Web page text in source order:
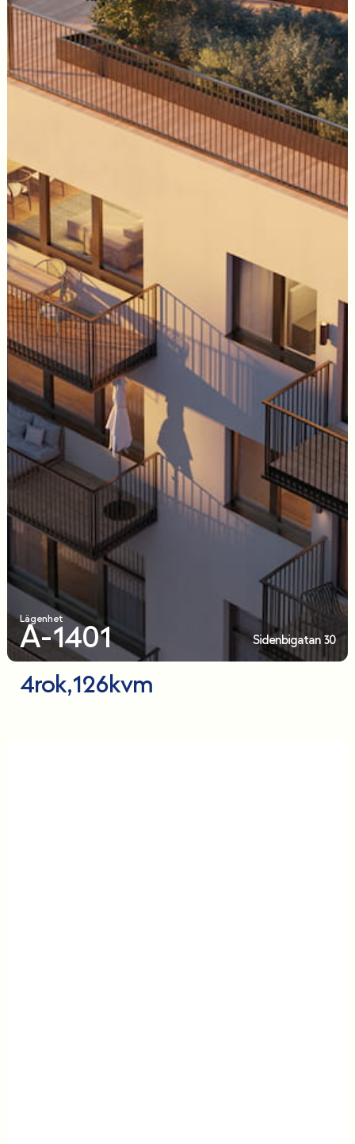
Lägenhet
A-1401 Sidenbigatan 30
4rok,126kvm